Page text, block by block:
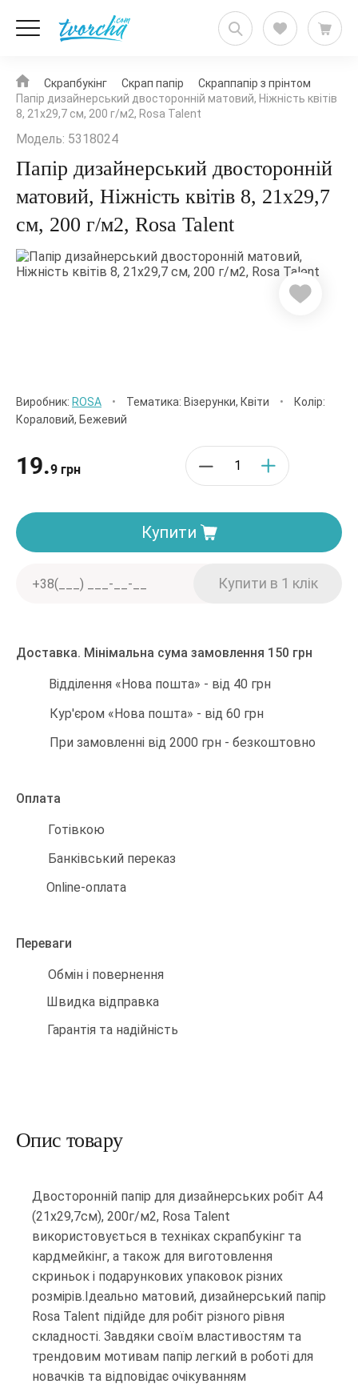
Скрапбукінг Скрап папір
Скраппапір з прінтом
Папір дизайнерський двосторонній матовий, Ніжність квітів
8, 21х29,7 см, 200 г/м2, Rosa Talent
Модель: 5318024
Папір дизайнерський двосторонній
матовий, Ніжність квітів 8, 21х29,7
см, 200 г/м2, Rosa Talent
Виробник: ROSA • Тематика: Візерунки, Квіти •
Колір:
Кораловий, Бежевий
19.9 грн
Купити
Доставка. Мінімальна сума замовлення 150 грн
Відділення «Нова пошта» - від 40 грн
Кур'єром «Нова пошта» - від 60 грн
При замовленні від 2000 грн - безкоштовно
Оплата
Готівкою
Банківський переказ
Online-оплата
Переваги
Обмін і повернення
Швидка відправка
Гарантія та надійність
Опис товару
Двосторонній папір для дизайнерських робіт А4
(21х29,7см), 200г/м2, Rosa Talent
використовується в техніках скрапбукінг та
кардмейкінг, а також для виготовлення
скриньок і подарункових упаковок різних
розмірів.Ідеально матовий, дизайнерський папір
Rosa Talent підійде для робіт різного рівня
складності. Завдяки своїм властивостям та
трендовим мотивам папір легкий в роботі для
новачків та відповідає очікуванням